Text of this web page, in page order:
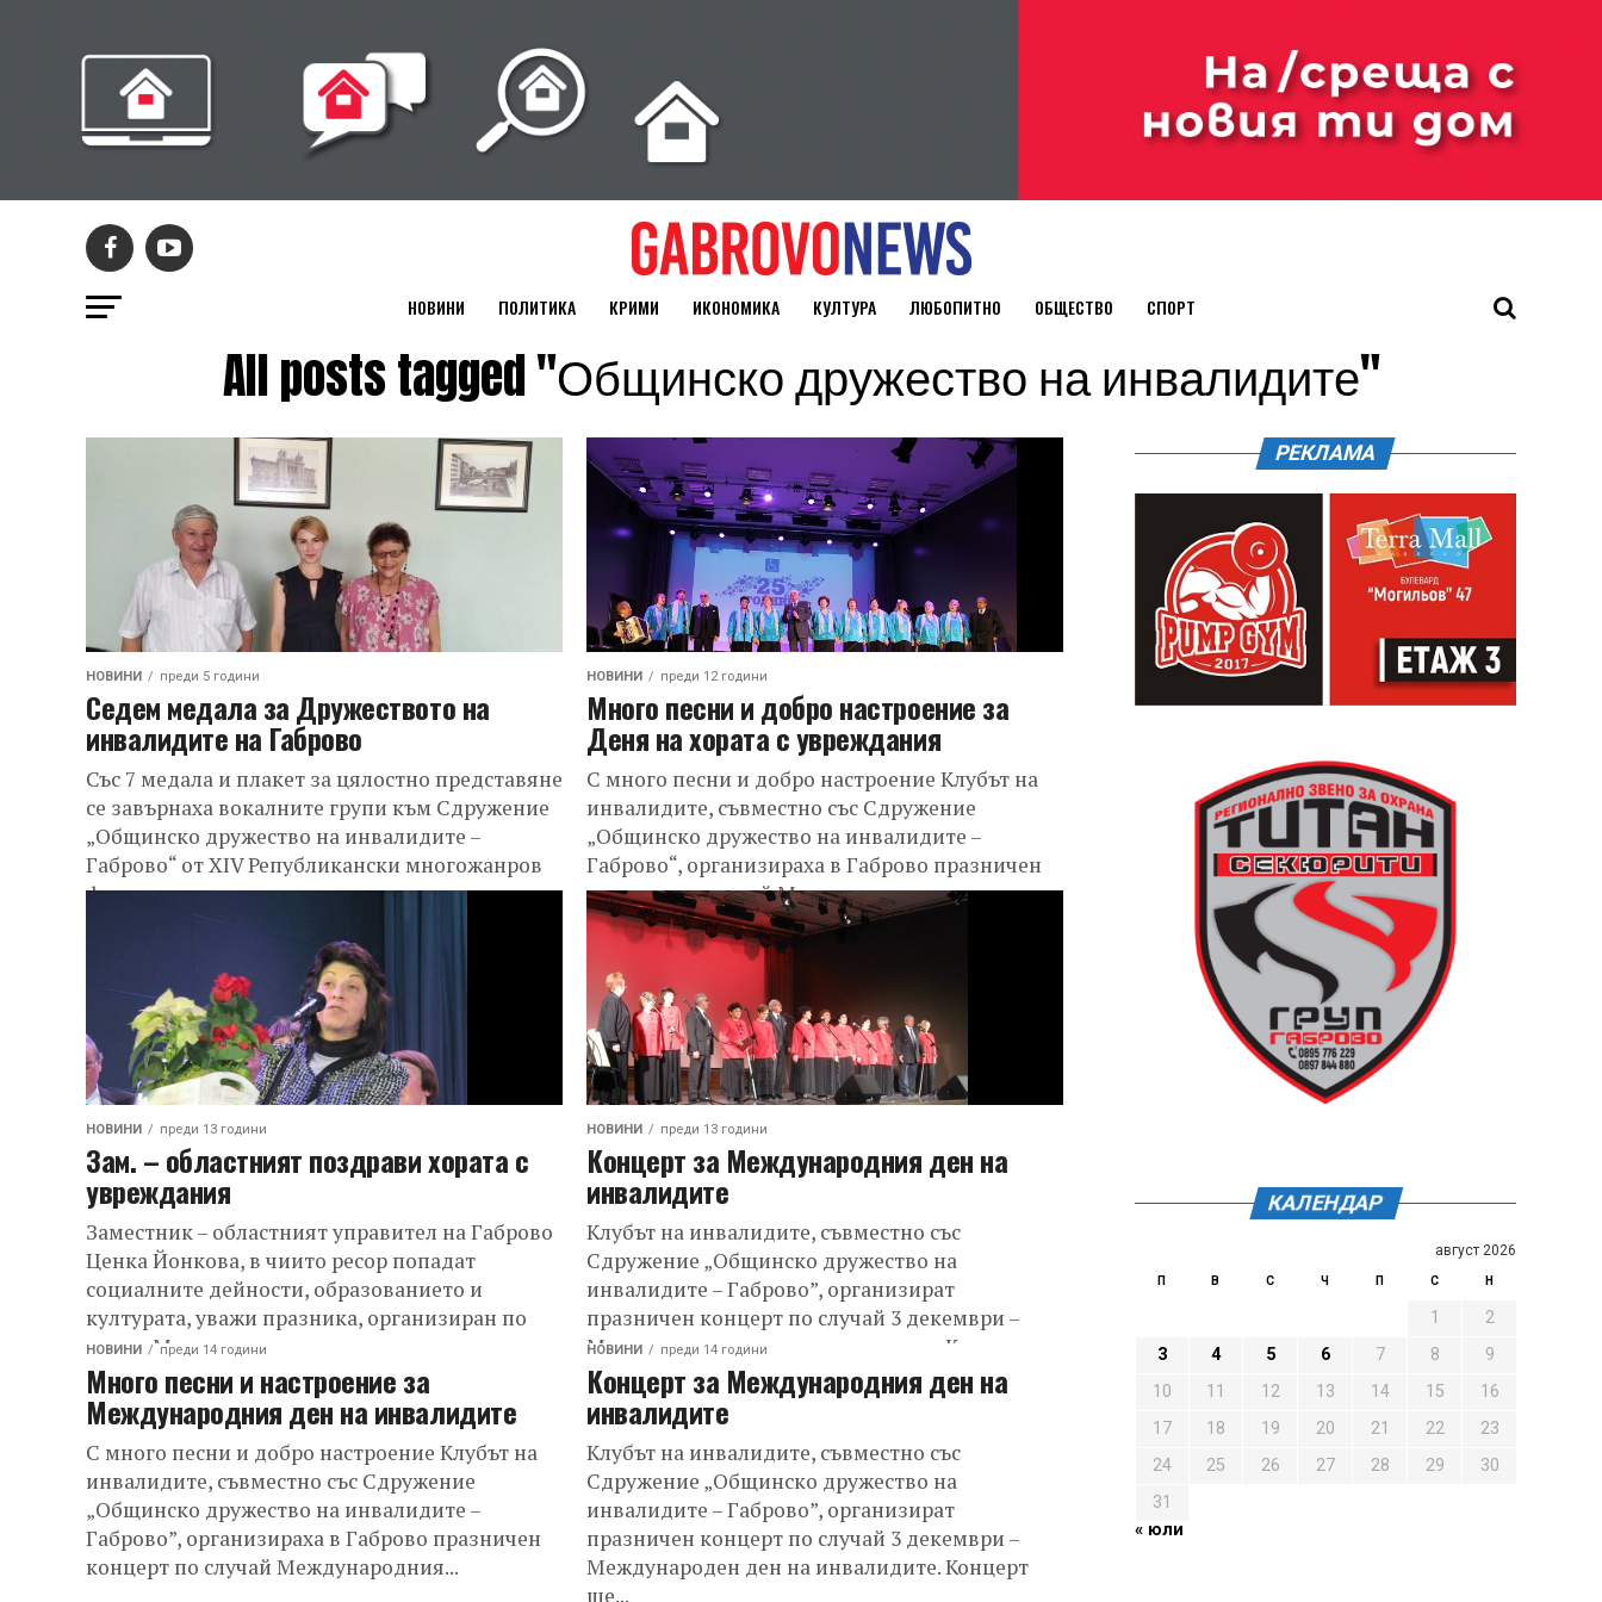
НОВИНИ ПОЛИТИКА КРИМИ ИКОНОМИКА КУЛТУРА ЛЮБОПИТНО ОБЩЕСТВО СПОРТ
All posts tagged "Общинско дружество на инвалидите"
НОВИНИ преди 5 години
Седем медала за Дружеството на
инвалидите на Габрово
Със 7 медала и плакет за цялостно представяне
се завърнаха вокалните групи към Сдружение
„Общинско дружество на инвалидите –
Габрово“ от XIV Републикански многожанров
фестивал на...
НОВИНИ преди 12 години
Много песни и добро настроение за
Деня на хората с увреждания
С много песни и добро настроение Клубът на
инвалидите, съвместно със Сдружение
„Общинско дружество на инвалидите –
Габрово“, организираха в Габрово празничен
концерт по случай Международния...
НОВИНИ преди 13 години
Зам. – областният поздрави хората с
увреждания
Заместник – областният управител на Габрово
Ценка Йонкова, в чиито ресор попадат
социалните дейности, образованието и
културата, уважи празника, организиран по
повод Международния ден за хората...
НОВИНИ преди 13 години
Концерт за Международния ден на
инвалидите
Клубът на инвалидите, съвместно със
Сдружение „Общинско дружество на
инвалидите – Габрово”, организират
празничен концерт по случай 3 декември –
Международен ден на инвалидите. Концерт
ще...
НОВИНИ преди 14 години
Много песни и настроение за
Международния ден на инвалидите
С много песни и добро настроение Клубът на
инвалидите, съвместно със Сдружение
„Общинско дружество на инвалидите –
Габрово”, организираха в Габрово празничен
концерт по случай Международния...
НОВИНИ преди 14 години
Концерт за Международния ден на
инвалидите
Клубът на инвалидите, съвместно със
Сдружение „Общинско дружество на
инвалидите – Габрово”, организират
празничен концерт по случай 3 декември –
Международен ден на инвалидите. Концерт
ще...
РЕКЛАМА
КАЛЕНДАР
август 2026
П В С Ч П С Н
1
2
3
4 5 6 7 8
9
10
11 12 13 14 15
16
17
18 19 20 21 22
23
24
25 26 27 28 29
30
31
« юли